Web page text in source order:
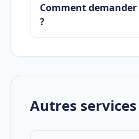
Comment demander
?
Autres